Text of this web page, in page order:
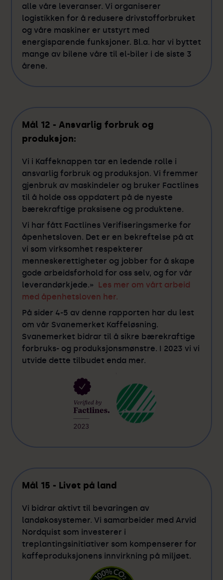
alle våre leveranser. Vi organiserer
logistikken for å redusere drivstofforbruket
og våre maskiner er utstyrt med
energisparende funksjoner. Bl.a. har vi byttet
mange av bilene våre til el-biler i de siste 3
årene.
Mål 12 - Ansvarlig forbruk og
produksjon:
Vi i Kaffeknappen tar en ledende rolle i
ansvarlig forbruk og produksjon. Vi fremmer
gjenbruk av maskindeler og bruker Factlines
til å holde oss oppdatert på de nyeste
bærekraftige praksisene og produktene.
Vi har fått Factlines Verifiseringsmerke for
åpenhetsloven. Det er en bekreftelse på at
vi som virksomhet respekterer
menneskerettigheter og jobber for å skape
gode arbeidsforhold for oss selv, og for vår
leverandørkjede.» Les mer om vårt arbeid
med åpenhetsloven her.
På sider 4-5 av denne rapporten har du lest
om vår Svanemerket Kaffeløsning.
Svanemerket bidrar til å sikre bærekraftige
forbruks- og produksjonsmønstre. I 2023 vi vi
utvide dette tilbudet enda mer.
Mål 15 - Livet på land
Vi bidrar aktivt til bevaringen av
landøkosystemer. Vi samarbeider med Arvid
Nordquist som investerer i
treplantingsinitiativer som kompenserer for
kaffeproduksjonens innvirkning på miljøet.